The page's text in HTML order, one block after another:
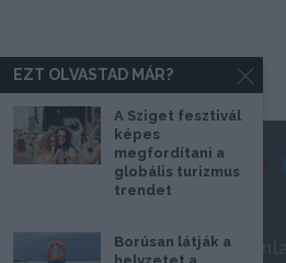
Impresszum Médiaajánlat
EZT OLVASTAD MÁR?
A Sziget fesztivál
képes
megfordítani a
globális turizmus
trendet
Borúsan látják a